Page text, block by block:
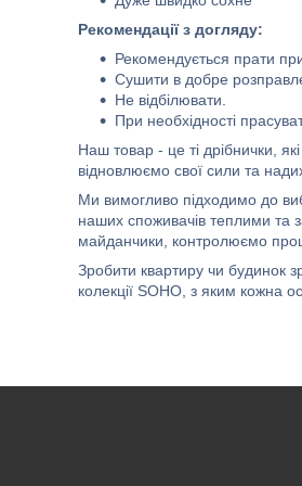
Рекомендації з догляду:
Рекомендується прати
Сушити в добре
Не відбілювати.
При необхідності
Наш товар - це ті дрібнички,
відновлюємо свої сили та
Ми вимогливо підходимо до
наших споживачів теплими та
майданчики, контролюємо
Зробити квартиру чи будинок
колекції SOHO, з яким кожна